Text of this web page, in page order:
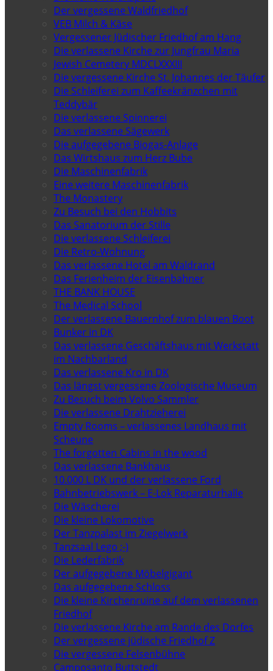
Der vergessene Waldfriedhof
VEB Milch & Käse
Vergessener Jüdischer Friedhof am Hang
Die verlassene Kirche zur Jungfrau Maria
Jewish Cemetery MDCLXXXIII
Die vergessene Kirche St. Johannes der Täufer
Die Schleiferei zum Kaffeekränzchen mit
Teddybär
Die verlassene Spinnerei
Das verlassene Sägewerk
Die aufgegebene Biogas-Anlage
Das Wirtshaus zum Herz Bube
Die Maschinenfabrik
Eine weitere Maschinenfabrik
The Monastery
Zu Besuch bei den Hobbits
Das Sanatorium der Stille
Die verlassene Schleiferei
Die Retro-Wohnung
Das verlassene Hotel am Waldrand
Das Ferienheim der Eisenbahner
THE BANK HOUSE
The Medical School
Der verlassene Bauernhof zum blauen Boot
Bunker in DK
Das verlassene Geschäftshaus mit Werkstatt
im Nachbarland
Das verlassene Kro in DK
Das längst vergessene Zoologische Museum
Zu Besuch beim Volvo Sammler
Die verlassene Drahtzieherei
Empty Rooms – verlassenes Landhaus mit
Scheune
The forgotten Cabins in the wood
Das verlassene Bankhaus
10.000 L DK und der verlassene Ford
Bahnbetriebswerk – E-Lok Reparaturhalle
Die Wäscherei
Die kleine Lokomotive
Der Tanzpalast im Ziegelwerk
Tanzsaal Lego ;-)
Die Lederfabrik
Der aufgegebene Möbelgigant
Das aufgegebene Schloss
Die kleine Kirchenruine auf dem verlassenen
Friedhof
Die verlassene Kirche am Rande des Dorfes
Der vergessene jüdische Friedhof Z
Die vergessene Felsenbühne
Camposanto Buttstedt